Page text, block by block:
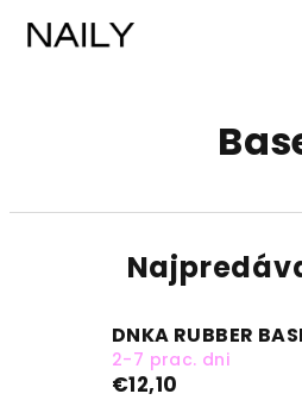
DNKA RUBBER
2-7 prac. dni
€12,10